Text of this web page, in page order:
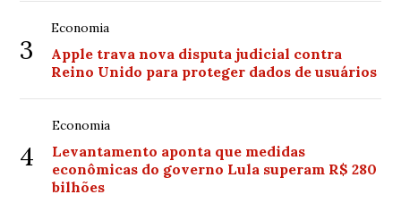
3
Economia
Apple trava nova disputa judicial contra
Reino Unido para proteger dados de usuários
4
Economia
Levantamento aponta que medidas
econômicas do governo Lula superam R$ 280
bilhões